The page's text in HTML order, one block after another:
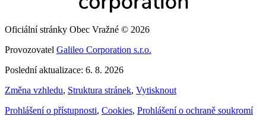
Oficiální stránky Obec Vražné © 2026
Provozovatel Galileo Corporation s.r.o.
Poslední aktualizace: 6. 8. 2026
Změna vzhledu, Struktura stránek, Vytisknout
Prohlášení o přístupnosti, Cookies, Prohlášení o ochraně soukromí